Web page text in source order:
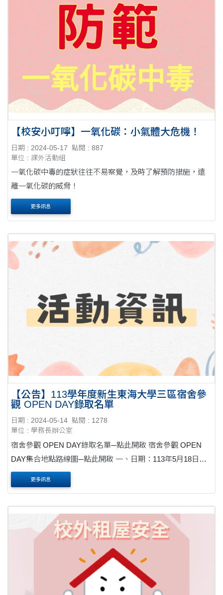
【校安小叮嚀】一氧化碳：小氣體大危機！
日期 : 2024-05-17
點閱 : 887
單位 : 課外活動組
一氧化碳中毒的症狀往往不易察覺，及時了解預防措施，遠
離一氧化碳的威脅！
更多訊息
【公告】113學年度新生東海大學三區宿舍參
觀 OPEN DAY錄取名單
日期 : 2024-05-14 點閱 : 1278
單位 : 學務長辦公室
宿舍參觀 OPEN DAY錄取名單─點此開啟 宿舍參觀 OPEN
DAY集合地點路線圖─點此開啟 一、日期：113年5月18日
（星期六）、5月19日（星期日） 二、參觀場次暨名單：點此
開啟 三、集合地點：請於活動前10分鐘至....
更多訊息